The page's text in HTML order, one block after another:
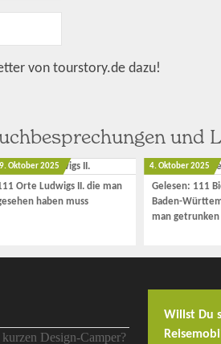
von tourstory.de dazu!
und
Oktober 2025
Orte Ludwigs II. die man
haben muss
4. Oktober 2025
Gelesen: 111
Baden-
man getrunken
Willst Du